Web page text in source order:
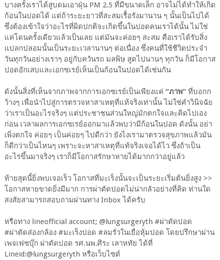
บางครั้งเราได้สูบดมเอาฝุ่น PM 2.5 ที่มีขนาดเล็ก อาจไม่ได้ทำให้เกิด
ก้อนในปอดได้ แต่ถ้าระยะยาวที่สะสมเรื้อรังมานาน ๆ นั้นเป็นไปได้
ซึ่งต้องเข้าใจว่าอะไรที่ผิดปกติจะเกิดขึ้นในปอดคนเราได้นั้น ไม่ใช่
แค่โดนครั้งเดียวแล้วเป็นเลย แต่มันจะค่อยๆ สะสม คือเราได้รับสิ่ง
แปลกปลอมนั้นเป็นระยะเวลานานๆ ต่อเนื่อง ซึ่งคนที่ใช้ชีวิตประจำ
วันทุกวันอย่างเราๆ อยู่กับควันรถ มลพิษ สูดไปนานๆ ทุกวัน ก็มีโอกาส
ปอดอักเสบและเอกซเรย์เห็นเป็นก้อนในปอดได้เช่นกัน
ดังนั้นสิ่งที่เห็นจากภาพจากการเอกซเรย์เป็นเพียงแค่ “ภาพ”ที่บอกก
ว้างๆ เพื่อนำไปสู่การตรวจหาสาเหตุที่แท้จริงเท่านั้น ไม่ใช่คำวินิจฉัย
ว่าเราเป็นอะไรจริงๆ แต่ประชาชนส่วนใหญ่มักตกใจและคิดไปเอง
ก่อน เวลาผลการเอกซเรย์ออกมาแล้วพบว่ามีก้อนในปอด ดังนั้น อย่า
เพิ่งตกใจ ค่อยๆ เป็นค่อยๆ ไปดีกว่า ยังไงเรามาตรวจสุขภาพแล้วมัน
ก็ดีกว่าเป็นไหนๆ เพราะจะหาสาเหตุที่แท้จริงเจอได้ไว ซึ่งถ้าเป็น
อะไรขึ้นมาจริงๆ เราก็มีโอกาสรักษาหายได้มากกว่าอยู่แล้ว
ท้ายสุดนี้ยิ่งพบเจอเร็ว โอกาสที่มะเร็งนั้นจะเป็นระยะเริ่มต้นยิ่งสูง >>
โอกาสหายขาดยิ่งมีมาก การผ่าตัดปอดไม่น่ากลัวอย่างที่คิด ท่านใด
สงสัยสามารถสอบถามผ่านทาง Inbox ได้ครับ
หรือทาง lineofficial account; @lungsurgeryth #ผ่าตัดปอด
#ผ่าตัดส่องกล้อง #มะเร็งปอด #ลมรั่วในเยื่อหุ้มปอด โดยปรึกษาผ่าน
เพจเฟซบุ๊ก ผ่าตัดปอด รศ.นพ.ศิระ เลาหทัย ได้ที่
Lineid:@lungsurgeryth หรือเว็บไซต์